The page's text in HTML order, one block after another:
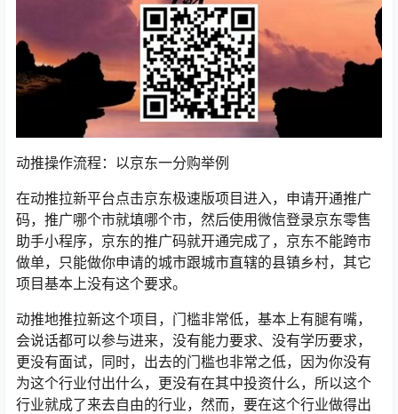
动推操作流程：以京东一分购举例
在动推拉新平台点击京东极速版项目进入，申请开通推广
码，推广哪个市就填哪个市，然后使用微信登录京东零售
助手小程序，京东的推广码就开通完成了，京东不能跨市
做单，只能做你申请的城市跟城市直辖的县镇乡村，其它
项目基本上没有这个要求。
动推地推拉新这个项目，门槛非常低，基本上有腿有嘴，
会说话都可以参与进来，没有能力要求、没有学历要求，
更没有面试，同时，出去的门槛也非常之低，因为你没有
为这个行业付出什么，更没有在其中投资什么，所以这个
行业就成了来去自由的行业，然而，要在这个行业做得出